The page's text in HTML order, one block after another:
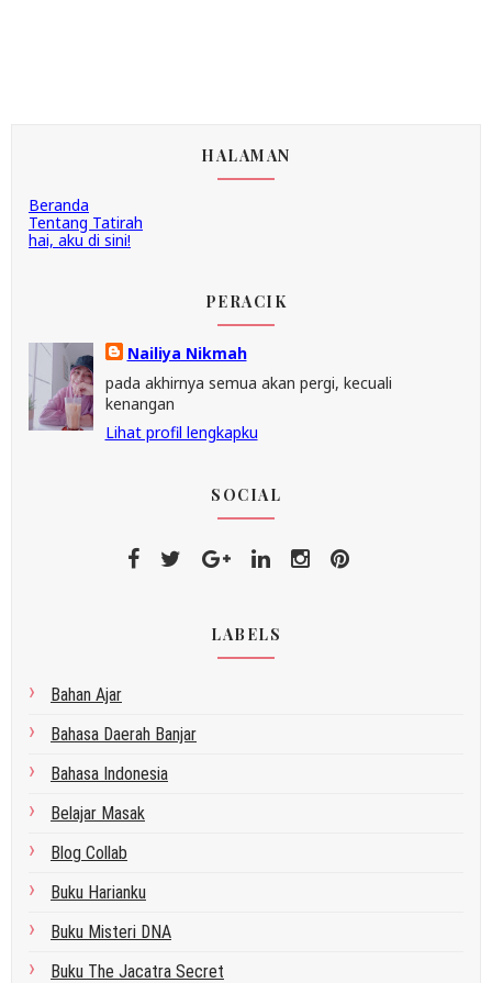
HALAMAN
Beranda
Tentang Tatirah
hai, aku di sini!
PERACIK
Nailiya Nikmah
pada akhirnya semua akan pergi, kecuali
kenangan
Lihat profil lengkapku
SOCIAL
LABELS
Bahan Ajar
Bahasa Daerah Banjar
Bahasa Indonesia
Belajar Masak
Blog Collab
Buku Harianku
Buku Misteri DNA
Buku The Jacatra Secret